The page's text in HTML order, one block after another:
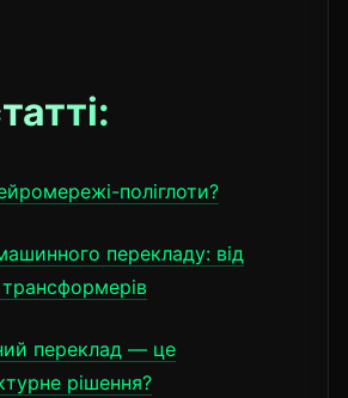
поліглоти?
перекладу: від
переклад — це
рішення?